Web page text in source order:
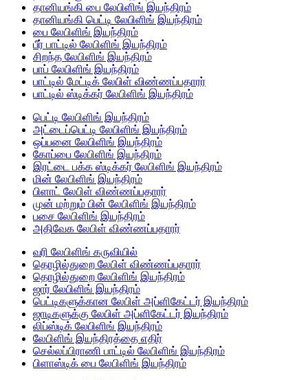
தானியங்கி பை லேபிளிங் இயந்திரம்
தானியங்கி பெட்டி லேபிளிங் இயந்திரம்
பை லேபிளிங் இயந்திரம்
பீர் பாட்டில் லேபிளிங் இயந்திரம்
சிறந்த லேபிளிங் இயந்திரம்
பாப் லேபிளிங் இயந்திரம்
பாட்டில் மேட்டிக் லேபிள் விண்ணப்பதாரர்
பாட்டில் ஸ்டிக்கர் லேபிளிங் இயந்திரம்
பெட்டி லேபிளிங் இயந்திரம்
அட்டைப்பெட்டி லேபிளிங் இயந்திரம்
ஒப்பனை லேபிளிங் இயந்திரம்
கோப்பை லேபிளிங் இயந்திரம்
இரட்டை பக்க ஸ்டிக்கர் லேபிளிங் இயந்திரம்
மின் லேபிளிங் இயந்திரம்
பிளாட் லேபிள் விண்ணப்பதாரர்
முன் மற்றும் பின் லேபிளிங் இயந்திரம்
பசை லேபிளிங் இயந்திரம்
அதிவேக லேபிள் விண்ணப்பதாரர்
வரி லேபிளிங் கருவியில்
தொழில்துறை லேபிள் விண்ணப்பதாரர்
தொழில்துறை லேபிளிங் இயந்திரம்
ஜார் லேபிளிங் இயந்திரம்
பெட்டிகளுக்கான லேபிள் அப்ளிகேட்டர் இயந்திரம்
ஜாடிகளுக்கு லேபிள் அப்ளிகேட்டர் இயந்திரம்
லிப்ஸ்டிக் லேபிளிங் இயந்திரம்
லேபிளிங் இயந்திரத்தை எதிர்
செல்லப்பிராணி பாட்டில் லேபிளிங் இயந்திரம்
பிளாஸ்டிக் பை லேபிளிங் இயந்திரம்